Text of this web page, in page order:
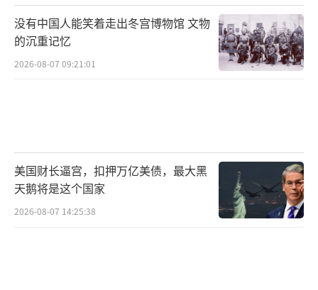
没有中国人能笑着走出冬宫博物馆 文物
的沉重记忆
2026-08-07 09:21:01
美国财长逼宫，扣押万亿美债，最大黑
天鹅将是这个国家
2026-08-07 14:25:38